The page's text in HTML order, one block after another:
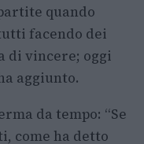
quando
facendo dei
di vincere; oggi
aggiunto.
da tempo: “Se
come ha detto